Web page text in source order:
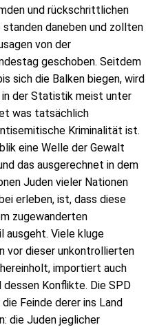
und rückschrittlichen
standen daneben und zollten
von der
geschoben. Seitdem
sich die Balken biegen, wird
in der Statistik meist unter
was tatsächlich
Kriminalität ist.
eine Welle der Gewalt
das ausgerechnet in dem
Juden vieler Nationen
erleben, ist, dass diese
zugewanderten
ausgeht. Viele kluge
vor dieser unkontrollierten
importiert auch
dessen Konflikte. Die SPD
Feinde derer ins Land
die Juden jeglicher